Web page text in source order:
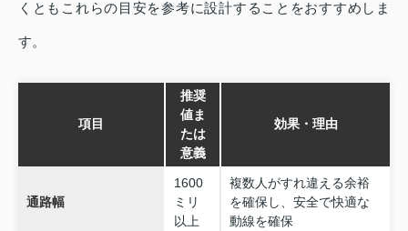
くともこれらの目安を参考に設計することをおすすめしま
す。
項目
推奨
値ま
たは
意義
効果・理由
通路幅
1600
ミリ
以上
複数人がすれ違える余裕
を確保し、安全で快適な
動線を確保